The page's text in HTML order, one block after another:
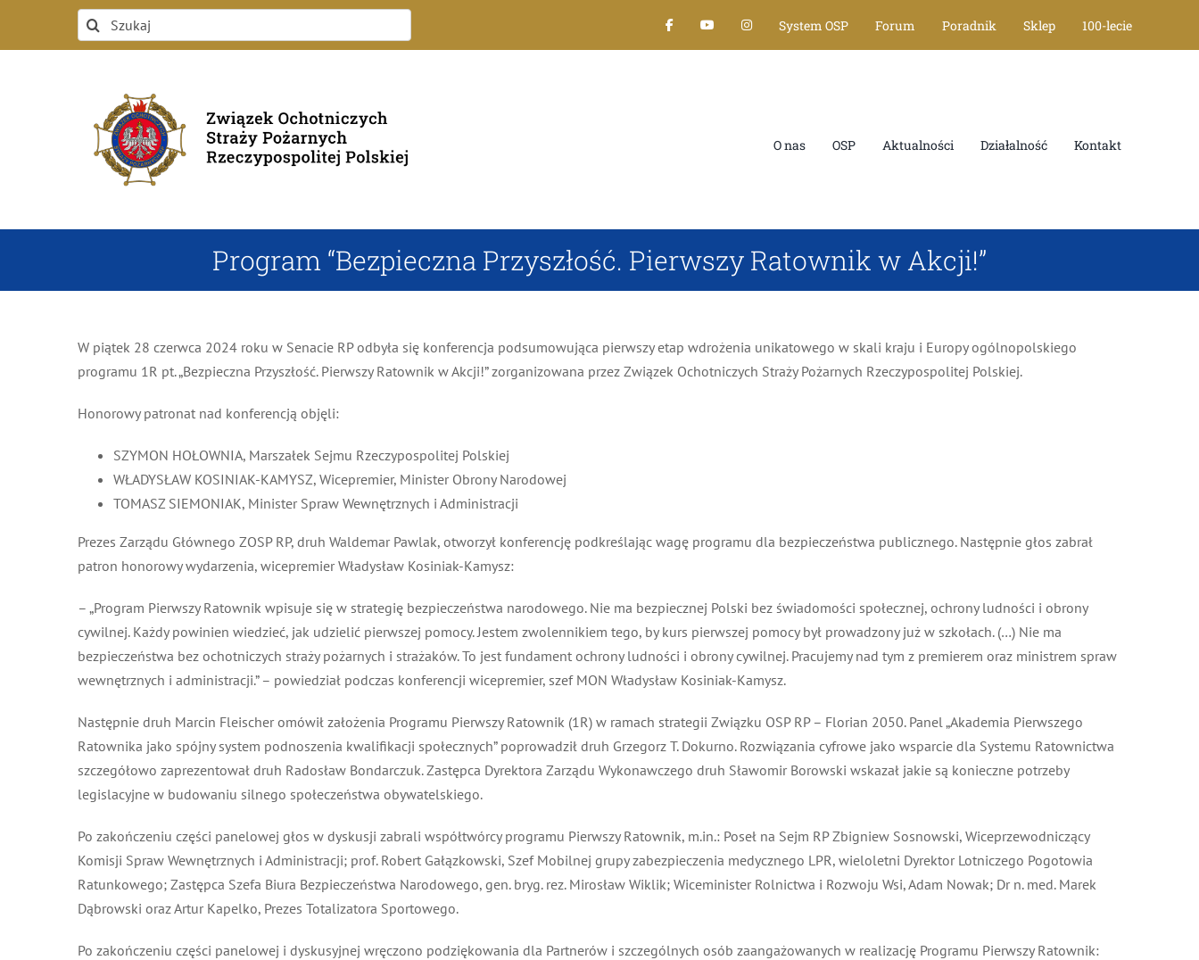
Szukaj System OSP Forum Poradnik Sklep 100-lecie
O nas OSP Aktualności Działalność Kontakt
Program “Bezpieczna Przyszłość. Pierwszy Ratownik w Akcji!”
W piątek 28 czerwca 2024 roku w Senacie RP odbyła się konferencja podsumowująca pierwszy etap wdrożenia unikatowego w skali kraju i Europy ogólnopolskiego
programu 1R pt. „Bezpieczna Przyszłość. Pierwszy Ratownik w Akcji!” zorganizowana przez Związek Ochotniczych Straży Pożarnych Rzeczypospolitej Polskiej.
Honorowy patronat nad konferencją objęli:
SZYMON HOŁOWNIA, Marszałek Sejmu Rzeczypospolitej Polskiej
WŁADYSŁAW KOSINIAK-KAMYSZ, Wicepremier, Minister Obrony Narodowej
TOMASZ SIEMONIAK, Minister Spraw Wewnętrznych i Administracji
Prezes Zarządu Głównego ZOSP RP, druh Waldemar Pawlak, otworzył konferencję podkreślając wagę programu dla bezpieczeństwa publicznego. Następnie głos zabrał
patron honorowy wydarzenia, wicepremier Władysław Kosiniak-Kamysz:
– „Program Pierwszy Ratownik wpisuje się w strategię bezpieczeństwa narodowego. Nie ma bezpiecznej Polski bez świadomości społecznej, ochrony ludności i obrony
cywilnej. Każdy powinien wiedzieć, jak udzielić pierwszej pomocy. Jestem zwolennikiem tego, by kurs pierwszej pomocy był prowadzony już w szkołach. (…) Nie ma
bezpieczeństwa bez ochotniczych straży pożarnych i strażaków. To jest fundament ochrony ludności i obrony cywilnej. Pracujemy nad tym z premierem oraz ministrem spraw
wewnętrznych i administracji.” – powiedział podczas konferencji wicepremier, szef MON Władysław Kosiniak-Kamysz.
Następnie druh Marcin Fleischer omówił założenia Programu Pierwszy Ratownik (1R) w ramach strategii Związku OSP RP – Florian 2050. Panel „Akademia Pierwszego
Ratownika jako spójny system podnoszenia kwalifikacji społecznych” poprowadził druh Grzegorz T. Dokurno. Rozwiązania cyfrowe jako wsparcie dla Systemu Ratownictwa
szczegółowo zaprezentował druh Radosław Bondarczuk. Zastępca Dyrektora Zarządu Wykonawczego druh Sławomir Borowski wskazał jakie są konieczne potrzeby
legislacyjne w budowaniu silnego społeczeństwa obywatelskiego.
Po zakończeniu części panelowej głos w dyskusji zabrali współtwórcy programu Pierwszy Ratownik, m.in.: Poseł na Sejm RP Zbigniew Sosnowski, Wiceprzewodniczący
Komisji Spraw Wewnętrznych i Administracji; prof. Robert Gałązkowski, Szef Mobilnej grupy zabezpieczenia medycznego LPR, wieloletni Dyrektor Lotniczego Pogotowia
Ratunkowego; Zastępca Szefa Biura Bezpieczeństwa Narodowego, gen. bryg. rez. Mirosław Wiklik; Wiceminister Rolnictwa i Rozwoju Wsi, Adam Nowak; Dr n. med. Marek
Dąbrowski oraz Artur Kapelko, Prezes Totalizatora Sportowego.
Po zakończeniu części panelowej i dyskusyjnej wręczono podziękowania dla Partnerów i szczególnych osób zaangażowanych w realizację Programu Pierwszy Ratownik: